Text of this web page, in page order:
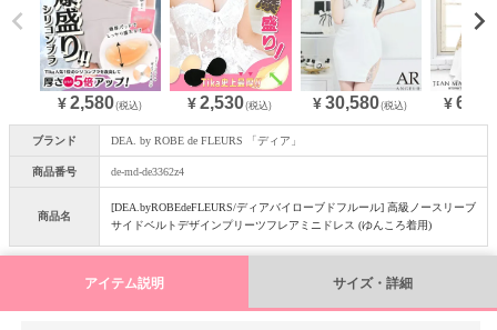
¥ 2,580(税込) ¥ 2,530(税込) ¥ 30,580(税込) ¥
ブランド DEA. by ROBE de FLEURS 「ディア」
商品番号 de-md-de3362z4
商品名
[DEA.byROBEdeFLEURS/ディアバイローブドフルール] 高級ノースリーブ
サイドベルトデザインプリーツフレアミニドレス (ゆんころ着用)
アイテム説明 サイズ・詳細